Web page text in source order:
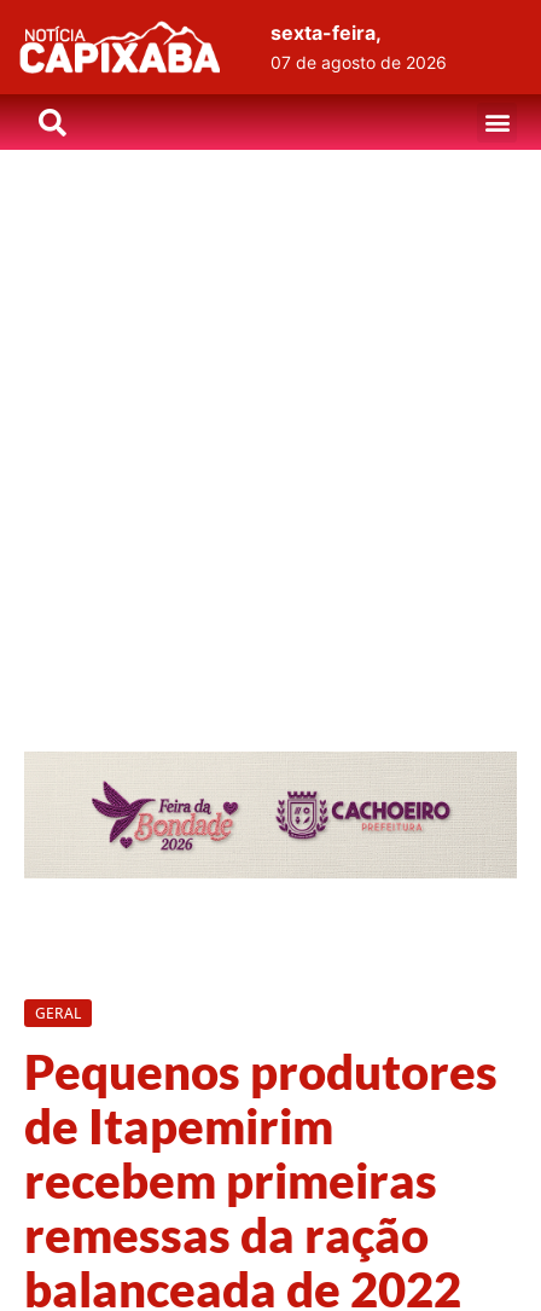
sexta-feira,
07 de agosto de 2026
GERAL
Pequenos produtores
de Itapemirim
recebem primeiras
remessas da ração
balanceada de 2022